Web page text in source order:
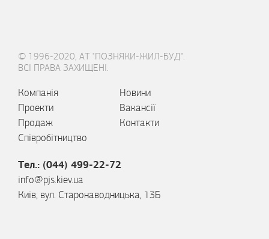
© 1996-2020, АТ "ПОЗНЯКИ-ЖИЛ-БУД".
ВСІ ПРАВА ЗАХИЩЕНІ.
Компанія
Проекти
Продаж
Співробітництво
Новини
Вакансії
Контакти
Тел.: (044) 499-22-72
info@pjs.kiev.ua
Київ, вул. Старонаводницька, 13Б